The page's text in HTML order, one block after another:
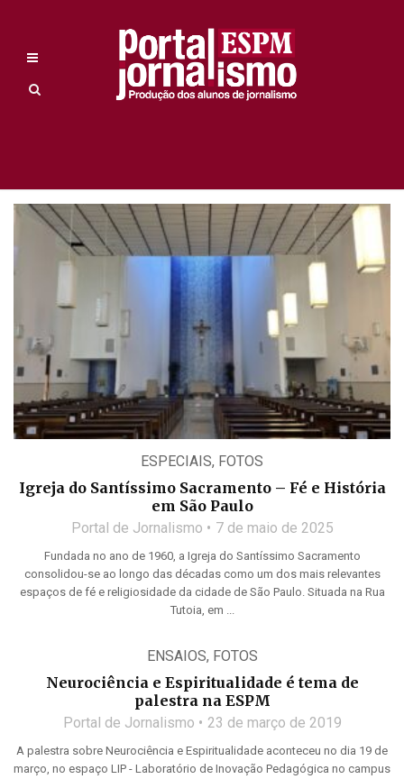
ESPECIAIS, FOTOS
Igreja do Santíssimo Sacramento – Fé e História
em São Paulo
Portal de Jornalismo 7 de maio de 2025
Fundada no ano de 1960, a Igreja do Santíssimo Sacramento
consolidou-se ao longo das décadas como um dos mais relevantes
espaços de fé e religiosidade da cidade de São Paulo. Situada na Rua
Tutoia, em ...
ENSAIOS, FOTOS
Neurociência e Espiritualidade é tema de
palestra na ESPM
Portal de Jornalismo 23 de março de 2019
A palestra sobre Neurociência e Espiritualidade aconteceu no dia 19 de
março, no espaço LIP - Laboratório de Inovação Pedagógica no campus